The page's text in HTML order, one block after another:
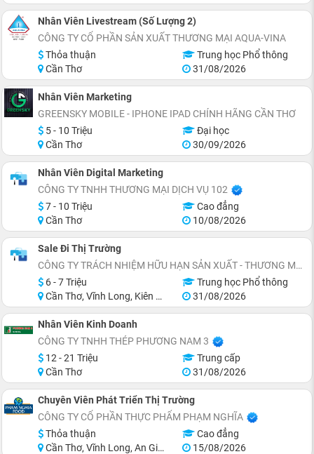
Nhân Viên Livestream (Số Lượng 2)
CÔNG TY CỔ PHẦN SẢN XUẤT THƯƠNG MẠI AQUA-VINA
Thỏa thuận
Trung học Phổ thông
Cần Thơ
31/08/2026
Nhân Viên Marketing
GREENSKY MOBILE - IPHONE IPAD CHÍNH HÃNG CẦN THƠ
5 - 10 Triệu
Đại học
Cần Thơ
30/09/2026
Nhân Viên Digital Marketing
CÔNG TY TNHH THƯƠNG MẠI DỊCH VỤ 102
7 - 10 Triệu
Cao đẳng
Cần Thơ
10/08/2026
Sale Đi Thị Trường
CÔNG TY TRÁCH NHIỆM HỮU HẠN SẢN XUẤT - THƯƠNG MẠI SUGI
6 - 7 Triệu
Trung học Phổ thông
Cần Thơ, Vĩnh Long, Kiên Giang, Cà Mau, Bến Tre, Trà Vinh
31/08/2026
Nhân Viên Kinh Doanh
CÔNG TY TNHH THÉP PHƯƠNG NAM 3
12 - 21 Triệu
Trung cấp
Cần Thơ
31/08/2026
Chuyên Viên Phát Triển Thị Trường
CÔNG TY CỔ PHẦN THỰC PHẨM PHẠM NGHĨA
Thỏa thuận
Cao đẳng
Cần Thơ, Vĩnh Long, An Giang, Đồng Tháp, Hồ Chí Minh
15/08/2026